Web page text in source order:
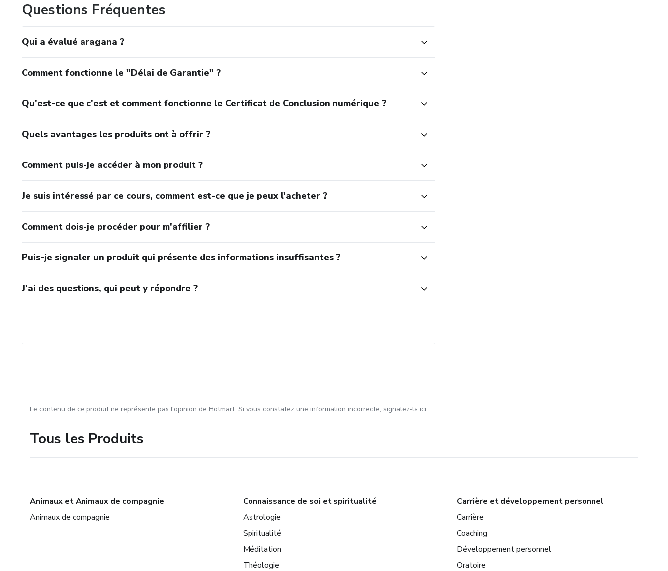
Questions Fréquentes
Qui a évalué aragana ?
Comment fonctionne le "Délai de Garantie" ?
Qu'est-ce que c'est et comment fonctionne le Certificat de Conclusion numérique ?
Quels avantages les produits ont à offrir ?
Comment puis-je accéder à mon produit ?
Je suis intéressé par ce cours, comment est-ce que je peux l'acheter ?
Comment dois-je procéder pour m'affilier ?
Puis-je signaler un produit qui présente des informations insuffisantes ?
J'ai des questions, qui peut y répondre ?
Le contenu de ce produit ne représente pas l'opinion de Hotmart. Si vous constatez une information incorrecte, signalez-la ici
Tous les Produits
Animaux et Animaux de compagnie
Animaux de compagnie
Connaissance de soi et spiritualité
Astrologie
Spiritualité
Méditation
Théologie
Carrière et développement personnel
Carrière
Coaching
Développement personnel
Oratoire